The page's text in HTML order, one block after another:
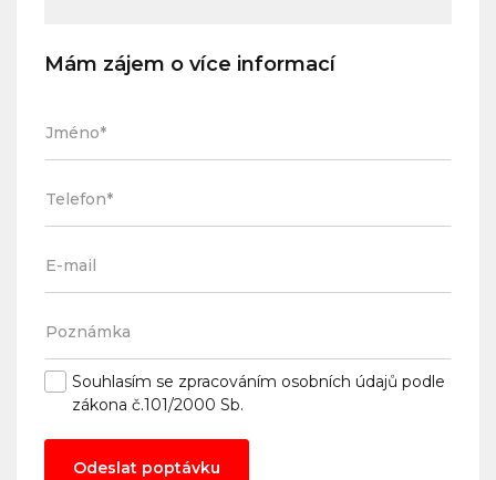
Mám zájem o více informací
Souhlasím se zpracováním osobních údajů podle
zákona č.101/2000 Sb.
Odeslat poptávku